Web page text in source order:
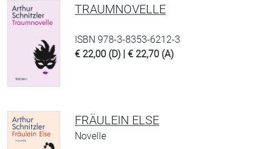
TRAUMNOVELLE
ISBN 978-3-8353-6212-3
€ 22,00 (D) | € 22,70 (A)
FRÄULEIN ELSE
Novelle